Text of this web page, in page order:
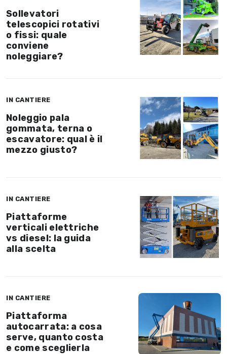
Sollevatori
telescopici rotativi
o fissi: quale
conviene
noleggiare?
IN CANTIERE
Noleggio pala
gommata, terna o
escavatore: qual è il
mezzo giusto?
IN CANTIERE
Piattaforme
verticali elettriche
vs diesel: la guida
alla scelta
IN CANTIERE
Piattaforma
autocarrata: a cosa
serve, quanto costa
e come sceglierla